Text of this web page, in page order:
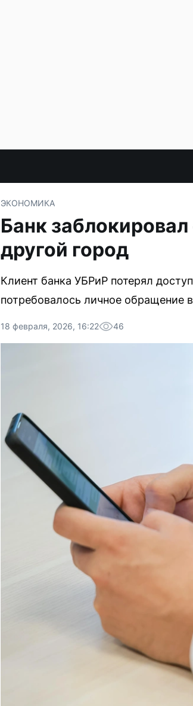
ЭКОНОМИКА
Банк
другой город
Клиент банка УБРиР потерял
потребовалось личное обращение
18 февраля, 2026, 16:22 46